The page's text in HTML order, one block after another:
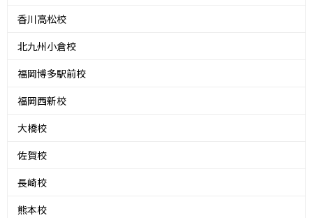
香川高松校
北九州小倉校
福岡博多駅前校
福岡西新校
大橋校
佐賀校
長崎校
熊本校